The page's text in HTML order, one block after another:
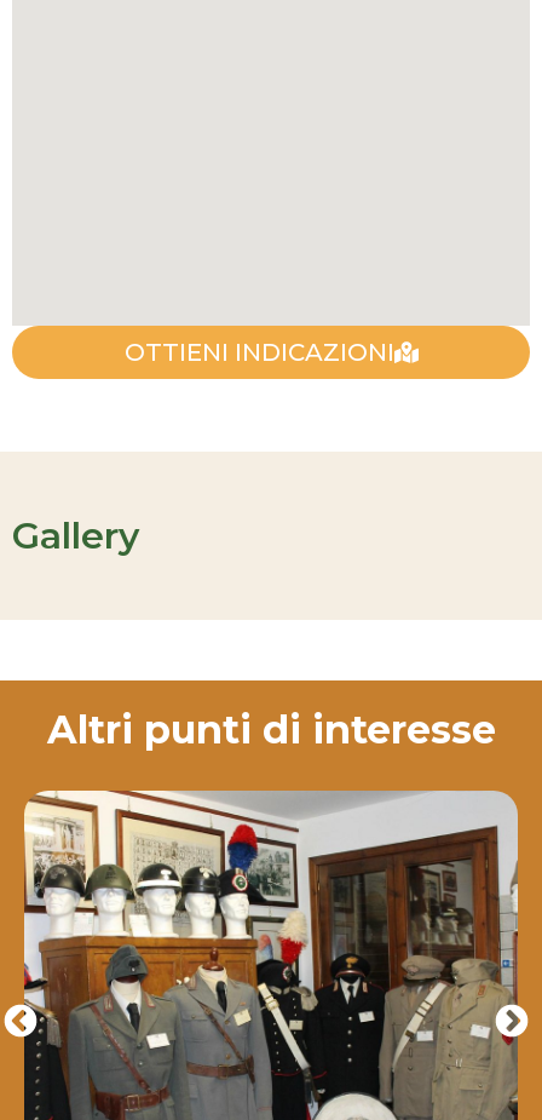
OTTIENI INDICAZIONI
Gallery
Altri punti di interesse